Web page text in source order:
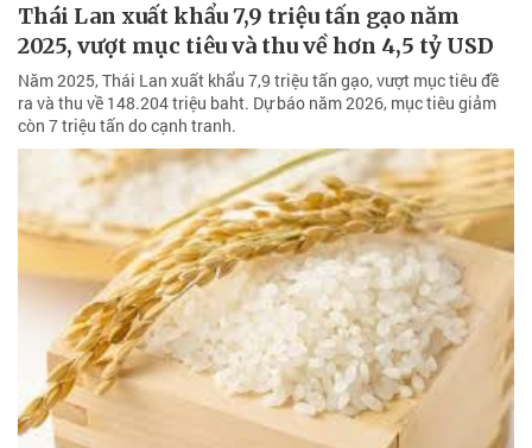
Thái Lan xuất khẩu 7,9 triệu tấn gạo năm
2025, vượt mục tiêu và thu về hơn 4,5 tỷ USD
Năm 2025, Thái Lan xuất khẩu 7,9 triệu tấn gạo, vượt mục tiêu đề
ra và thu về 148.204 triệu baht. Dự báo năm 2026, mục tiêu giảm
còn 7 triệu tấn do cạnh tranh.